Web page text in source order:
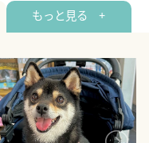
もっと見る +